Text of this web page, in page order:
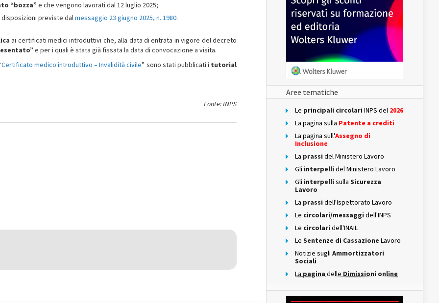
“bozza” e che vengono lavorati dal 12 luglio 2025;
previste dalmessaggio 23 giugno 2025, n. 1980.
ai certificati medici introduttivi che, alla data di entrata in vigore del decreto
e per i quali è stata già fissata la data di convocazione a visita.
Certificato medico introduttivo – Invalidità civile” sono stati pubblicati i tutorial
Fonte: INPS
Aree tematiche
Le principali circolari INPS del 2026
La pagina sulla Patente a crediti
La pagina sull'Assegno di
Inclusione
La prassi del Ministero Lavoro
Gli interpelli del Ministero Lavoro
Gli interpelli sulla Sicurezza
Lavoro
La prassi dell'Ispettorato Lavoro
Le circolari/messaggi dell'INPS
Le circolari dell'INAIL
Le Sentenze di Cassazione Lavoro
Notizie sugli Ammortizzatori
Sociali
La pagina delle Dimissioni online